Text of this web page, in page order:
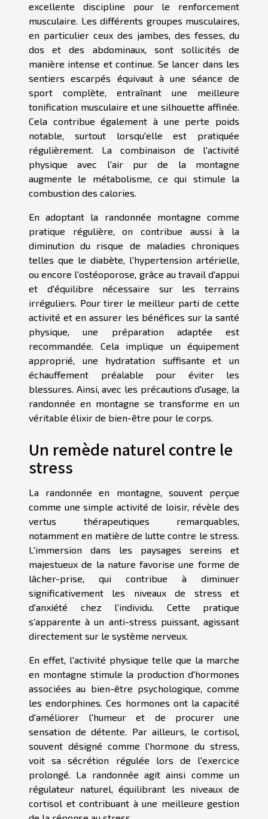
excellente discipline pour le renforcement
musculaire. Les différents groupes musculaires,
en particulier ceux des jambes, des fesses, du
dos et des abdominaux, sont sollicités de
manière intense et continue. Se lancer dans les
sentiers escarpés équivaut à une séance de
sport complète, entraînant une meilleure
tonification musculaire et une silhouette affinée.
Cela contribue également à une perte poids
notable, surtout lorsqu'elle est pratiquée
régulièrement. La combinaison de l'activité
physique avec l'air pur de la montagne
augmente le métabolisme, ce qui stimule la
combustion des calories.
En adoptant la randonnée montagne comme
pratique régulière, on contribue aussi à la
diminution du risque de maladies chroniques
telles que le diabète, l'hypertension artérielle,
ou encore l'ostéoporose, grâce au travail d'appui
et d'équilibre nécessaire sur les terrains
irréguliers. Pour tirer le meilleur parti de cette
activité et en assurer les bénéfices sur la santé
physique, une préparation adaptée est
recommandée. Cela implique un équipement
approprié, une hydratation suffisante et un
échauffement préalable pour éviter les
blessures. Ainsi, avec les précautions d'usage, la
randonnée en montagne se transforme en un
véritable élixir de bien-être pour le corps.
Un remède naturel contre le
stress
La randonnée en montagne, souvent perçue
comme une simple activité de loisir, révèle des
vertus thérapeutiques remarquables,
notamment en matière de lutte contre le stress.
L'immersion dans les paysages sereins et
majestueux de la nature favorise une forme de
lâcher-prise, qui contribue à diminuer
significativement les niveaux de stress et
d'anxiété chez l'individu. Cette pratique
s'apparente à un anti-stress puissant, agissant
directement sur le système nerveux.
En effet, l'activité physique telle que la marche
en montagne stimule la production d'hormones
associées au bien-être psychologique, comme
les endorphines. Ces hormones ont la capacité
d'améliorer l'humeur et de procurer une
sensation de détente. Par ailleurs, le cortisol,
souvent désigné comme l'hormone du stress,
voit sa sécrétion régulée lors de l'exercice
prolongé. La randonnée agit ainsi comme un
régulateur naturel, équilibrant les niveaux de
cortisol et contribuant à une meilleure gestion